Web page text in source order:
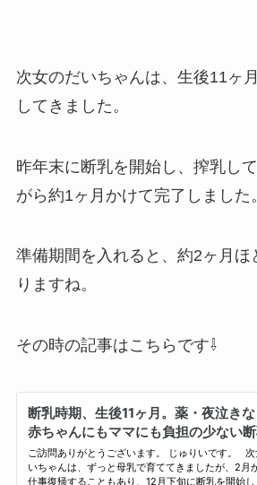
次女のだいちゃんは、生後11ヶ
してきました。
昨年末に断乳を開始し、搾乳し
がら約1ヶ月かけて完了しました。
準備期間を入れると、約2ヶ月ほ
りますね。
その時の記事はこちらです⇩